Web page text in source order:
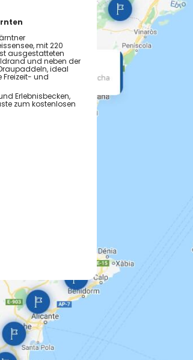
mit 220
ausgestatteten
und neben der
ideal
und
Erlebnisbecken,
zum kostenlosen